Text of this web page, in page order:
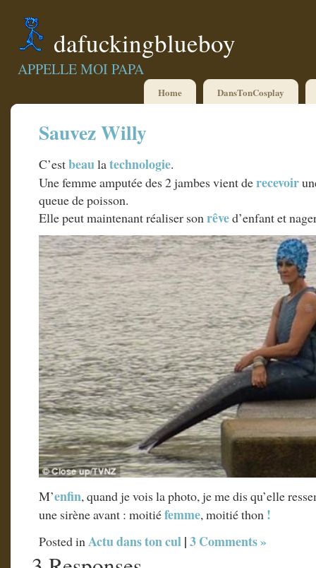
dafuckingblueboy
APPELLE MOI PAPA
Home DansTonCosplay
Sauvez Willy
C’estbeaulatechnologie.
Une femme amputée des 2 jambes vient derecevoir
queue de poisson.
Elle peut maintenant réaliser sonrêved’enfant et
M’enfin, quand je vois la photo, je me dis qu’elle
une sirène avant : moitiéfemme, moitié thon !
Posted in Actu dans ton cul|3 Comments »